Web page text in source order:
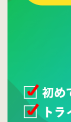
2015/09/28